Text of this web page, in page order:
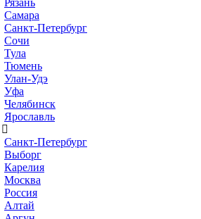
Рязань
Самара
Санкт-Петербург
Сочи
Тула
Тюмень
Улан-Удэ
Уфа
Челябинск
Ярославль
Санкт-Петербург
Выборг
Карелия
Москва
Россия
Алтай